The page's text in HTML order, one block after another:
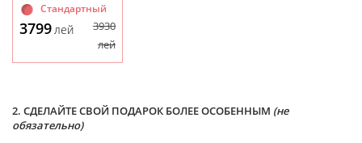
Стандартный
3799 лей
3930
лей
2. СДЕЛАЙТЕ СВОЙ ПОДАРОК БОЛЕЕ ОСОБЕННЫМ (не
обязательно)